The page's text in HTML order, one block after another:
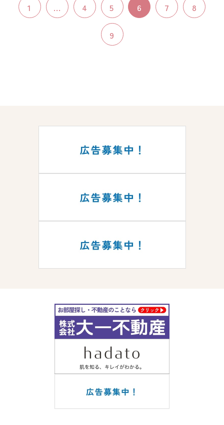
1 ... 4 5 6 7 8
9